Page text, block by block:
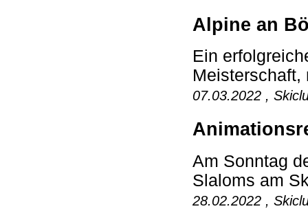
Alpine an
Ein
Meisterschaft,
07.03.2022 ,
Am Sonntag
Slaloms am
28.02.2022 ,